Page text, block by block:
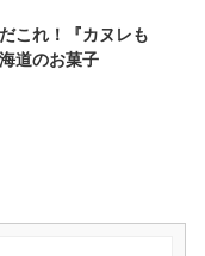
これ！『カヌレも
道のお菓子